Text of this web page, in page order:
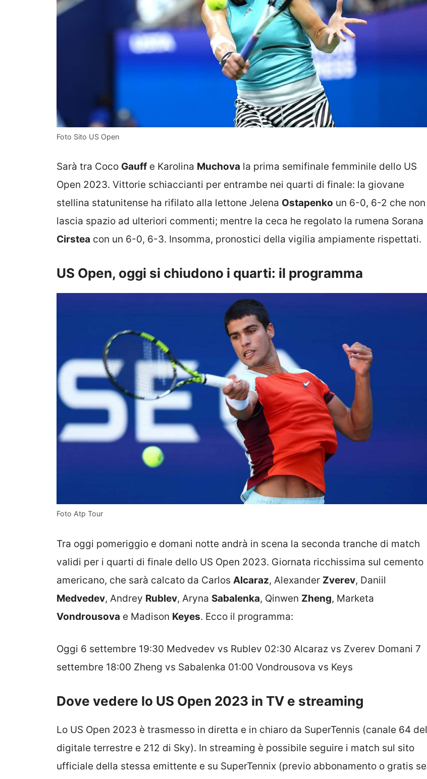
Foto Sito US Open
Sarà tra Coco Gauff e Karolina Muchova la prima semifinale femminile dello US
Open 2023. Vittorie schiaccianti per entrambe nei quarti di finale: la giovane
stellina statunitense ha rifilato alla lettone Jelena Ostapenko un 6-0, 6-2 che non
lascia spazio ad ulteriori commenti; mentre la ceca he regolato la rumena Sorana
Cirstea con un 6-0, 6-3. Insomma, pronostici della vigilia ampiamente rispettati.
US Open, oggi si chiudono i quarti: il programma
Foto Atp Tour
Tra oggi pomeriggio e domani notte andrà in scena la seconda tranche di match
validi per i quarti di finale dello US Open 2023. Giornata ricchissima sul cemento
americano, che sarà calcato da Carlos Alcaraz, Alexander Zverev, Daniil
Medvedev, Andrey Rublev, Aryna Sabalenka, Qinwen Zheng, Marketa
Vondrousova e Madison Keyes. Ecco il programma:
Oggi 6 settembre 19:30 Medvedev vs Rublev 02:30 Alcaraz vs Zverev Domani 7
settembre 18:00 Zheng vs Sabalenka 01:00 Vondrousova vs Keys
Dove vedere lo US Open 2023 in TV e streaming
Lo US Open 2023 è trasmesso in diretta e in chiaro da SuperTennis (canale 64 del
digitale terrestre e 212 di Sky). In streaming è possibile seguire i match sul sito
ufficiale della stessa emittente e su SuperTennix (previo abbonamento o gratis se